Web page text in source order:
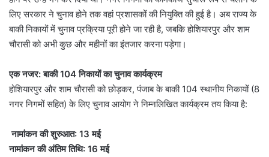
लिए सरकार ने चुनाव होने तक वहां प्रशासकों की नियुक्ति की हुई है। अब राज्य के
बाकी निकायों में चुनाव प्रक्रिया पूरी होने जा रही है, जबकि होशियारपुर और शाम
चौरासी को अभी कुछ और महीनों का इंतजार करना पड़ेगा।
एक नजर: बाकी 104 निकायों का चुनाव कार्यक्रम
होशियारपुर और शाम चौरासी को छोड़कर, पंजाब के बाकी 104 स्थानीय निकायों (8
नगर निगमों सहित) के लिए चुनाव आयोग ने निम्नलिखित कार्यक्रम तय किया है:
नामांकन की शुरुआत: 13 मई
नामांकन की अंतिम तिथि: 16 मई